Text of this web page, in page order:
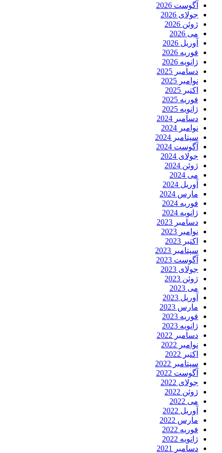
آگوست 2026
جولای 2026
ژوئن 2026
می 2026
آوریل 2026
فوریه 2026
ژانویه 2026
دسامبر 2025
نوامبر 2025
اکتبر 2025
فوریه 2025
ژانویه 2025
دسامبر 2024
نوامبر 2024
سپتامبر 2024
آگوست 2024
جولای 2024
ژوئن 2024
می 2024
آوریل 2024
مارس 2024
فوریه 2024
ژانویه 2024
دسامبر 2023
نوامبر 2023
اکتبر 2023
سپتامبر 2023
آگوست 2023
جولای 2023
ژوئن 2023
می 2023
آوریل 2023
مارس 2023
فوریه 2023
ژانویه 2023
دسامبر 2022
نوامبر 2022
اکتبر 2022
سپتامبر 2022
آگوست 2022
جولای 2022
ژوئن 2022
می 2022
آوریل 2022
مارس 2022
فوریه 2022
ژانویه 2022
دسامبر 2021